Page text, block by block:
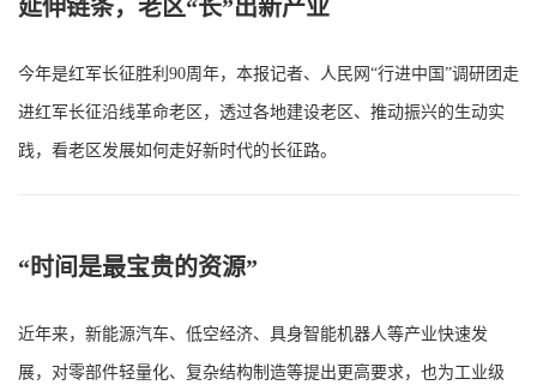
延伸链条，老区“长”出新产业
今年是红军长征胜利90周年，本报记者、人民网“行进中国”调研团走
进红军长征沿线革命老区，透过各地建设老区、推动振兴的生动实
践，看老区发展如何走好新时代的长征路。
“时间是最宝贵的资源”
近年来，新能源汽车、低空经济、具身智能机器人等产业快速发
展，对零部件轻量化、复杂结构制造等提出更高要求，也为工业级